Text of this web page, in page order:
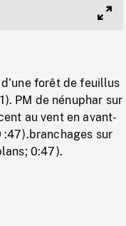
forêt de feuillus
PM de nénuphar sur
au vent en avant-
:47).branchages sur
0:47).